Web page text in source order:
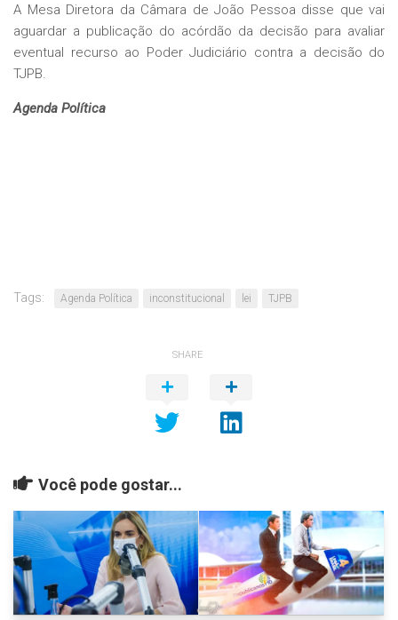
A Mesa Diretora da Câmara de João Pessoa disse que vai
aguardar a publicação do acórdão da decisão para avaliar
eventual recurso ao Poder Judiciário contra a decisão do
TJPB.
Agenda Política
Tags: Agenda Política inconstitucional lei TJPB
SHARE
Você pode gostar...